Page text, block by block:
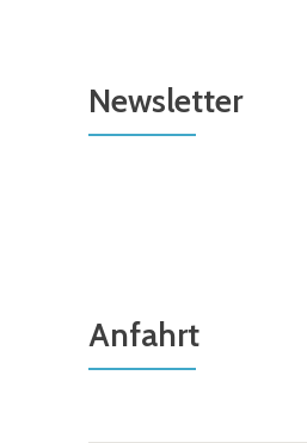
Newsletter
Anfahrt